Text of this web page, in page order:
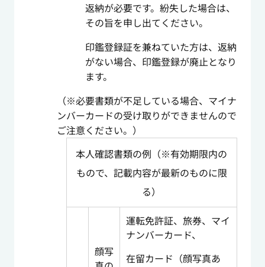
返納が必要です。紛失した場合は、
その旨を申し出てください。
印鑑登録証を兼ねていた方は、返納
がない場合、印鑑登録が廃止となり
ます。
（※必要書類が不足している場合、マイナ
ンバーカードの受け取りができませんので
ご注意ください。）
本人確認書類の例（※有効期限内の
もので、記載内容が最新のものに限
る）
顔写
運転免許証、旅券、マイ
ナンバーカード、
在留カード（顔写真あ